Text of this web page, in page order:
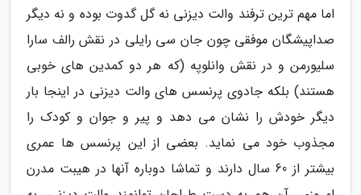
اما مهم ترین ترفند والت دیزنی نه گل گدوت بوده و نه دیگر
صداپیشگان موفقی چون جان سی رایلی در نقش رالف سارا
سلیورمن و در نقش وانلوپه (که هر دو کمدین های خوبی
هستند) بلکه جادوی پرنسس های والت دیزنی در اینجا بار
دیگر خودش را نشان می دهد و پیر و جوان و کودک را
مجذوب خود می نماید. بعضی از این پرنسس ها عمری
بیشتر از 60 سال دارند و تماشا دوباره آنها در هیبت مدرن